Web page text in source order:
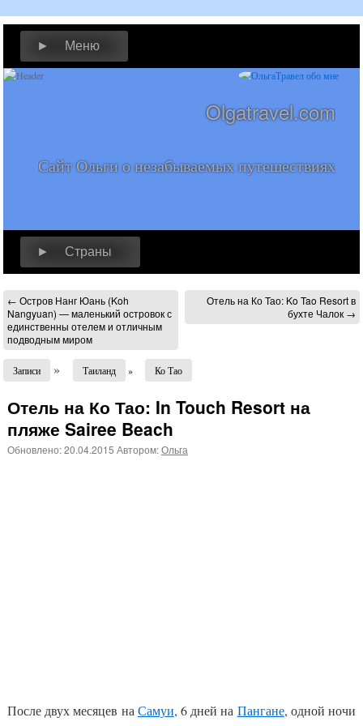
► Меню
Olgatravel.com
Сайт Ольги о незабываемых путешествиях
► Страны
← Остров Нанг Юань (Koh
Nangyuan) — маленький островок с
единственны отелем и отличным
подводным миром
Отель на Ко Тао: Ko Tao Resort в
бухте Чалок →
Записи » Таиланд » Ко Тао
Отель на Ко Тао: In Touch Resort на
пляже Sairee Beach
Обновлено:20.04.2015 Автором:Ольга
После двух месяцев на Самуи, 6 дней на Пангане, одной ночи